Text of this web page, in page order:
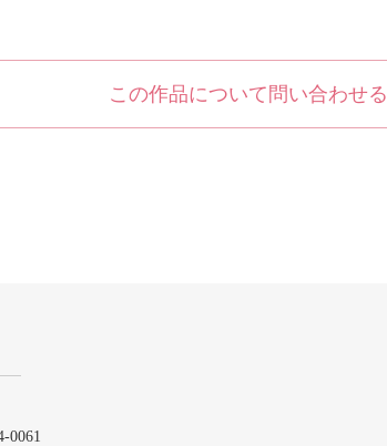
この作品について問い合わせる
0061